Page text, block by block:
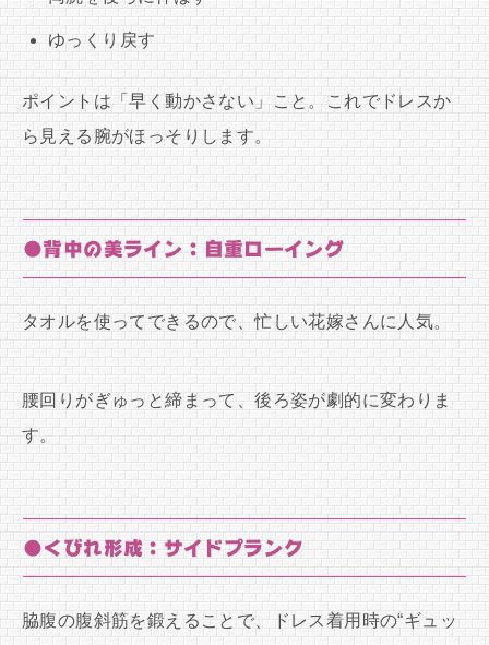
ゆっくり戻す
ポイントは「早く動かさない」こと。これでドレスか
ら見える腕がほっそりします。
●背中の美ライン：自重ローイング
タオルを使ってできるので、忙しい花嫁さんに人気。
腰回りがぎゅっと締まって、後ろ姿が劇的に変わりま
す。
●くびれ形成：サイドプランク
脇腹の腹斜筋を鍛えることで、ドレス着用時の“ギュッ